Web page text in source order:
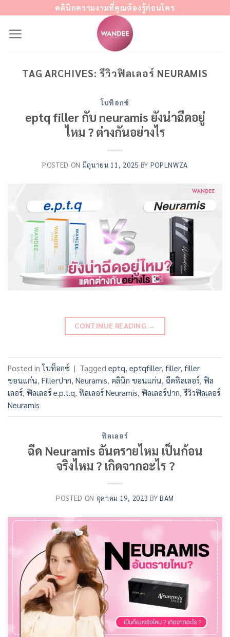
content
คลินิกความงามที่คุณต้องรู้ก่อนใคร
TAG ARCHIVES:รีวิวฟิลเลอร์ NEURAMIS
โบท็อกซ์
eptq filler กับ neuramis ยังน่าฉีดอยู่
ไหม ? ต่างกันอย่างไร
POSTED ON มิถุนายน 11, 2025 BY POPLNWZA
CONTINUE READING →
Posted inโบท็อกซ์ | Tagged eptq, eptqfiller, filler, filler
ขอนแก่น, Fillerปาก, Neuramis, คลินิก ขอนแก่น, ฉีดฟิลเลอร์, ฟิล
เลอร์, ฟิลเลอร์ e.p.t.q, ฟิลเลอร์ Neuramis, ฟิลเลอร์ปาก,รีวิวฟิลเลอร์
Neuramis
ฟิลเลอร์
ฉีด Neuramis อันตรายไหม เป็นก้อน
จริงไหม ? เกิดจากอะไร ?
POSTED ON ตุลาคม 19, 2023 BY BAM